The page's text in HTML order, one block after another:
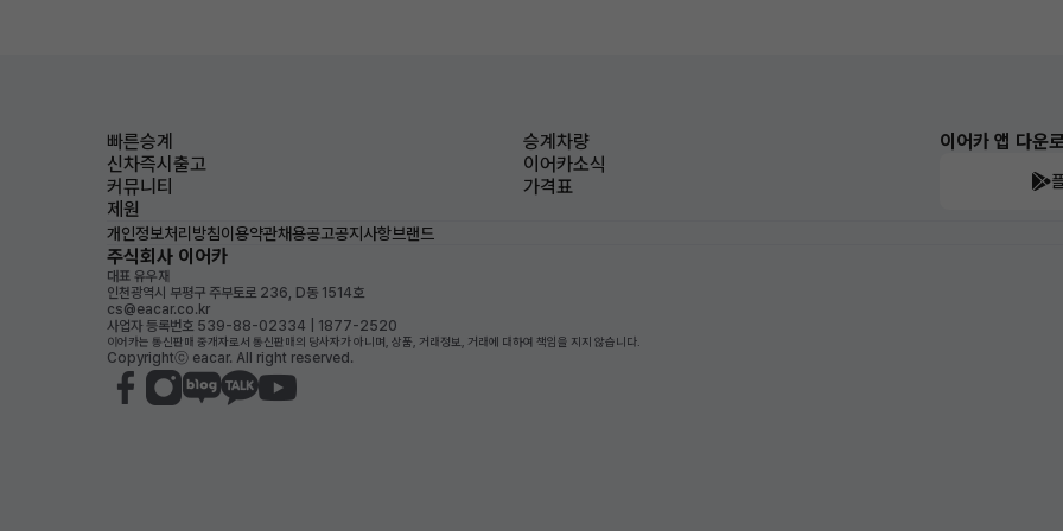
빠른승계
승계차량
신차즉시출고
이어카소식
커뮤니티
가격표
제원
이어카 앱 다운
개인정보처리방침이용약관채용공고공지사항브랜드
주식회사 이어카
대표 유우재
인천광역시 부평구 주부토로 236, D동 1514호
cs@eacar.co.kr
사업자 등록번호 539-88-02334 | 1877-2520
이어카는 통신판매 중개자로서 통신판매의 당사자가 아니며, 상품, 거래정보, 거래에 대하여 책임을 지지 않습니다.
Copyrightⓒ eacar. All right reserved.